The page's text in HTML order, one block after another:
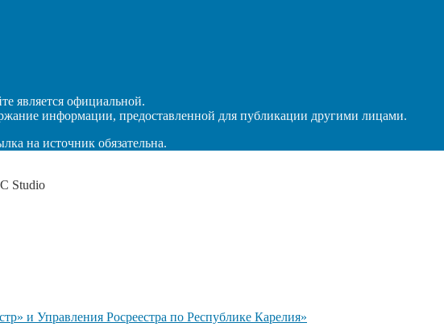
является официальной.
информации, предоставленной для публикации другими лицами.
на источник обязательна.
Studio
и Управления Росреестра по Республике Карелия»